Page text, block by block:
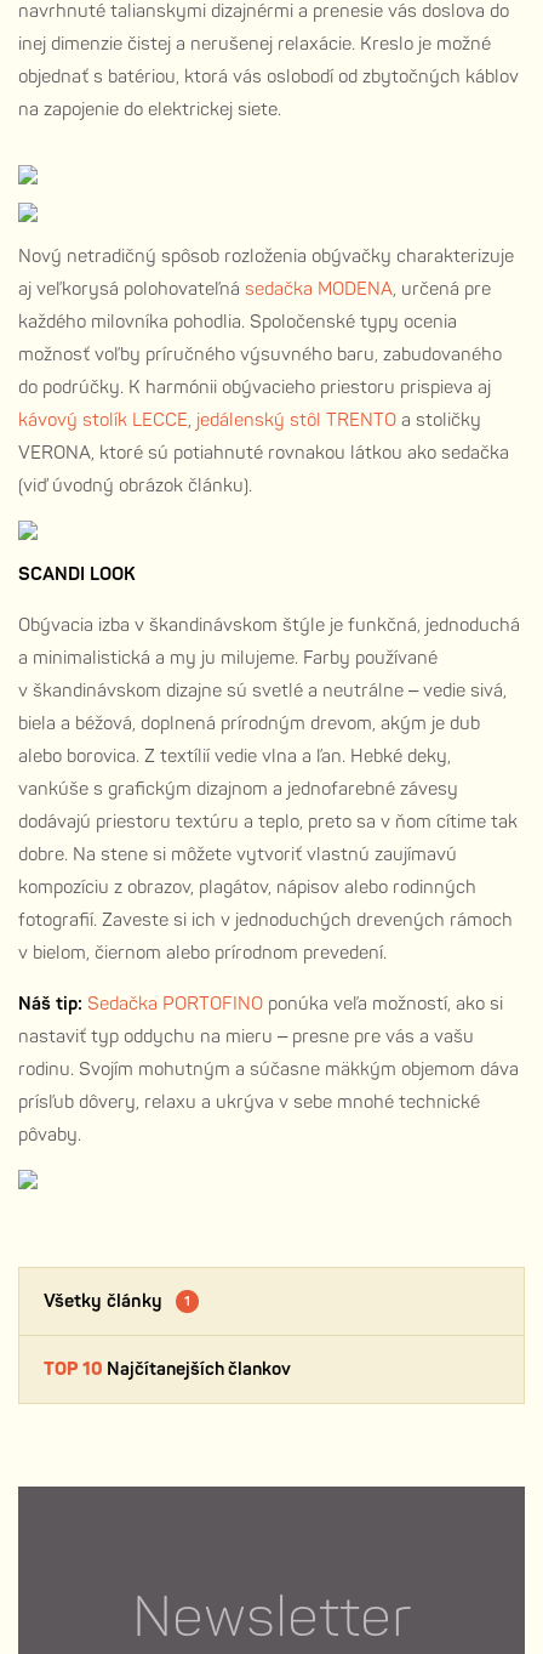
Všetky články 1
TOP 10 Najčítanejších člankov
navrhnuté talianskymi dizajnérmi a prenesie vás doslova do
inej dimenzie čistej a nerušenej relaxácie. Kreslo je možné
objednať s batériou, ktorá vás oslobodí od zbytočných káblov
na zapojenie do elektrickej siete.
Nový netradičný spôsob rozloženia obývačky charakterizuje
aj veľkorysá polohovateľná sedačka MODENA, určená pre
každého milovníka pohodlia. Spoločenské typy ocenia
možnosť voľby príručného výsuvného baru, zabudovaného
do podrúčky. K harmónii obývacieho priestoru prispieva aj
kávový stolík LECCE, jedálenský stôl TRENTO a stoličky
VERONA, ktoré sú potiahnuté rovnakou látkou ako sedačka
(viď úvodný obrázok článku).
SCANDI LOOK
Obývacia izba v škandinávskom štýle je funkčná, jednoduchá
a minimalistická a my ju milujeme. Farby používané
v škandinávskom dizajne sú svetlé a neutrálne – vedie sivá,
biela a béžová, doplnená prírodným drevom, akým je dub
alebo borovica. Z textílií vedie vlna a ľan. Hebké deky,
vankúše s grafickým dizajnom a jednofarebné závesy
dodávajú priestoru textúru a teplo, preto sa v ňom cítime tak
dobre. Na stene si môžete vytvoriť vlastnú zaujímavú
kompozíciu z obrazov, plagátov, nápisov alebo rodinných
fotografií. Zaveste si ich v jednoduchých drevených rámoch
v bielom, čiernom alebo prírodnom prevedení.
Náš tip: Sedačka PORTOFINO ponúka veľa možností, ako si
nastaviť typ oddychu na mieru – presne pre vás a vašu
rodinu. Svojím mohutným a súčasne mäkkým objemom dáva
prísľub dôvery, relaxu a ukrýva v sebe mnohé technické
pôvaby.
Newsletter